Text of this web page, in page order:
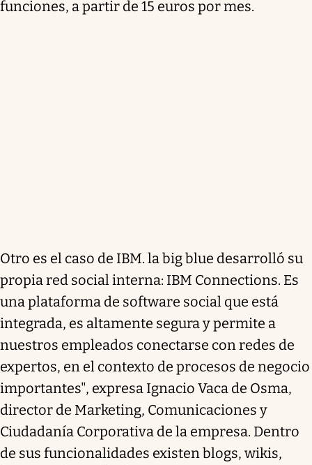
funciones, a partir de 15 euros por mes.
Otro es el caso de IBM. la big blue desarrolló su
propia red social interna: IBM Connections. Es
una plataforma de software social que está
integrada, es altamente segura y permite a
nuestros empleados conectarse con redes de
expertos, en el contexto de procesos de negocio
importantes", expresa Ignacio Vaca de Osma,
director de Marketing, Comunicaciones y
Ciudadanía Corporativa de la empresa. Dentro
de sus funcionalidades existen blogs, wikis,